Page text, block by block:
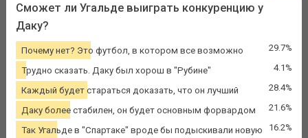
Сможет ли Угальде выиграть конкуренцию у
Даку?
Почему нет? Это футбол, в котором все возможно 29.7%
Трудно сказать. Даку был хорош в "Рубине" 4.1%
Каждый будет стараться доказать, что он лучший 28.4%
Даку более стабилен, он будет основным форвардом 21.6%
Так Угальде в "Спартаке" вроде бы подыскивали новую
16.2%